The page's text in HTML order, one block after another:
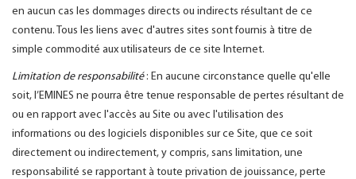
en aucun cas les dommages directs ou indirects résultant de ce
contenu. Tous les liens avec d'autres sites sont fournis à titre de
simple commodité aux utilisateurs de ce site Internet.
Limitation de responsabilité: En aucune circonstance quelle qu'elle
soit, l’EMINES ne pourra être tenue responsable de pertes résultant de
ou en rapport avec l'accès au Site ou avec l'utilisation des
informations ou des logiciels disponibles sur ce Site, que ce soit
directement ou indirectement, y compris, sans limitation, une
responsabilité se rapportant à toute privation de jouissance, perte